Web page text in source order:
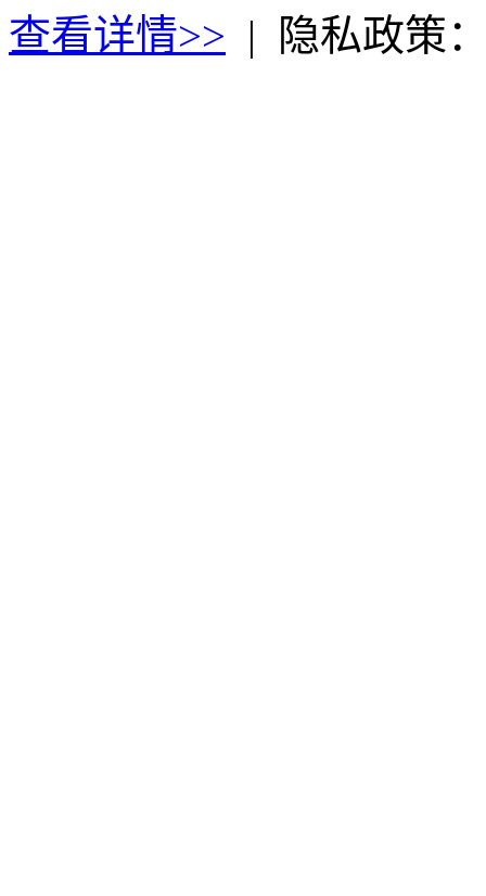
查看详情>> | 隐私政策